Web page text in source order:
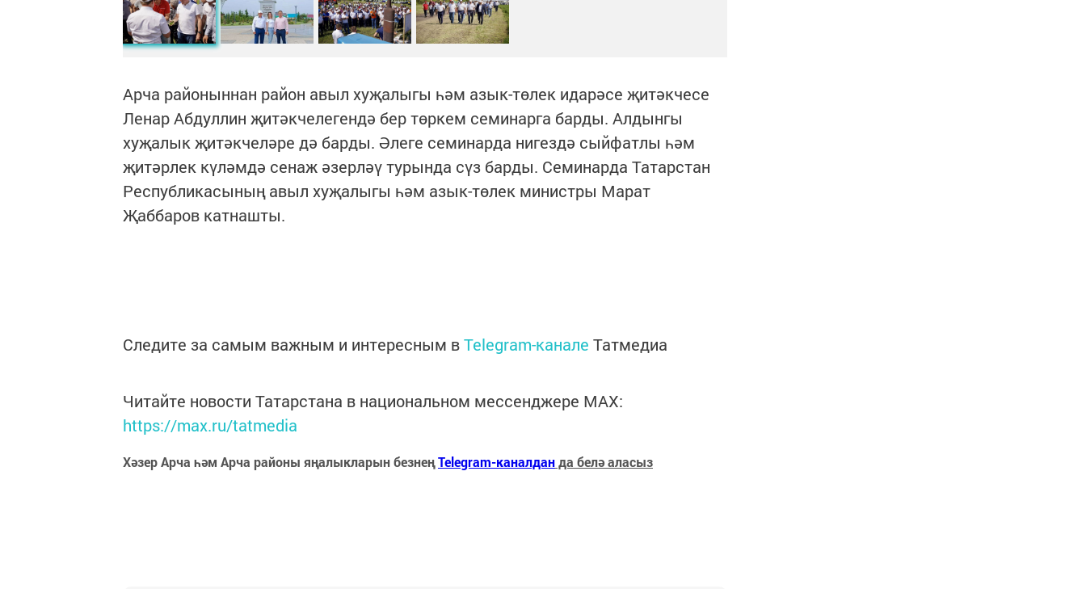
Арча районыннан район авыл хуҗалыгы һәм азык-төлек идарәсе җитәкчесе
Ленар Абдуллин җитәкчелегендә бер төркем семинарга барды. Алдынгы
хуҗалык җитәкчеләре дә барды. Әлеге семинарда нигездә сыйфатлы һәм
җитәрлек күләмдә сенаж әзерләү турында сүз барды. Семинарда Татарстан
Республикасының авыл хуҗалыгы һәм азык-төлек министры Марат
Җаббаров катнашты.
Следите за самым важным и интересным вTelegram-канале Татмедиа
Читайте новости Татарстана в национальном мессенджере MАХ:
https://max.ru/tatmedia
Хәзер Арча һәм Арча районы яңалыкларын безнеңTelegram-каналданда белә аласыз